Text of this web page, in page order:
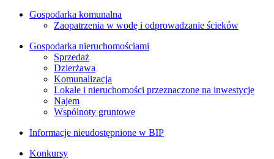
Gospodarka komunalna
Zaopatrzenia w wodę i odprowadzanie ścieków
Gospodarka nieruchomościami
Sprzedaż
Dzierżawa
Komunalizacja
Lokale i nieruchomości przeznaczone na inwestycje
Najem
Wspólnoty gruntowe
Informacje nieudostępnione w BIP
Konkursy